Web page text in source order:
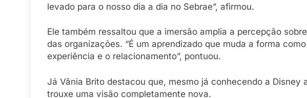
levado para o nosso dia a dia no Sebrae”, afirmou.
Ele também ressaltou que a imersão amplia a percepção
das organizações. “É um aprendizado que muda a forma
experiência e o relacionamento”, pontuou.
Já Vânia Brito destacou que, mesmo já conhecendo a Disney
trouxe uma visão completamente nova.